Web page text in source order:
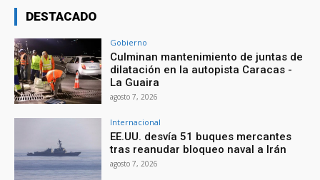
DESTACADO
Gobierno
Culminan mantenimiento de juntas de
dilatación en la autopista Caracas -
La Guaira
agosto 7, 2026
Internacional
EE.UU. desvía 51 buques mercantes
tras reanudar bloqueo naval a Irán
agosto 7, 2026